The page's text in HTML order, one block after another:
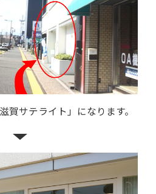
賀サテライト」になります。